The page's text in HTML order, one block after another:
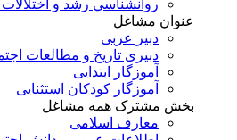
روانشناسي رشد و اختلالات
عنوان مشاغل
دبير عربی
دبیری تاریخ و مطالعات
آموزگار ابتدایی
آموزگار کودکان استثنایی
بخش مشترک همه مشاغل
معارف اسلامی